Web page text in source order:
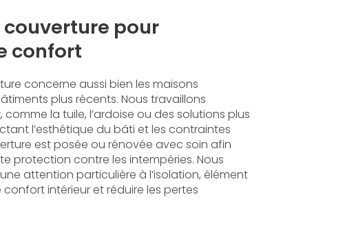
pour
confort
concerne aussi bien les maisons
plus récents. Nous travaillons
la tuile, l’ardoise ou des solutions plus
l’esthétique du bâti et les contraintes
est posée ou rénovée avec soin afin
protection contre les intempéries. Nous
attention particulière à l’isolation, élément
intérieur et réduire les pertes